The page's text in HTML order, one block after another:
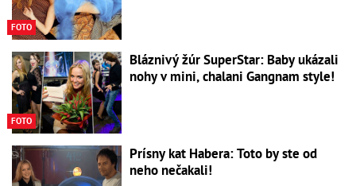
FOTO
FOTO
Bláznivý žúr SuperStar: Baby ukázali
nohy v mini, chalani Gangnam style!
Prísny kat Habera: Toto by ste od
neho nečakali!